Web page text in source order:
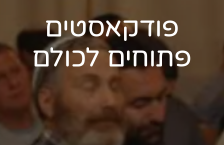
פודקאסטים
פתוחים לכולם